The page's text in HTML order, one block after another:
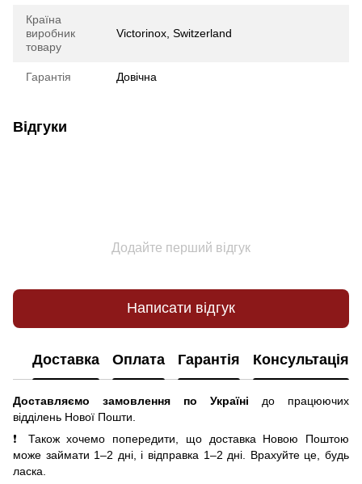
Країна
виробник
товару
Victorinox, Switzerland
Гарантія Довічна
Відгуки
Додайте перший відгук
Написати відгук
Доставка Оплата Гарантія Консультація
Доставляємо замовлення по Україні
до працюючих
відділень Нової Пошти.
❗ Також хочемо попередити, що доставка Новою Поштою
може займати 1–2 дні, і відправка 1–2 дні. Врахуйте це, будь
ласка.